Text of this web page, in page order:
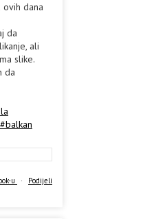
ovih dana
da
ali
slike.
da
#balkan
u · Podijeli